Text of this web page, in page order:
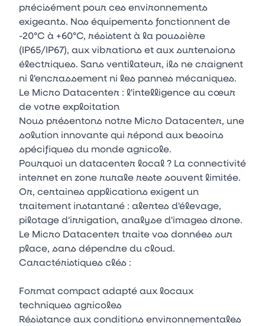
précisément pour ces environnements
exigeants. Nos équipements fonctionnent de
-20°C à +60°C, résistent à la poussière
(IP65/IP67), aux vibrations et aux surtensions
électriques. Sans ventilateur, ils ne craignent
ni l'encrassement ni les pannes mécaniques.
Le Micro Datacenter : l'intelligence au cœur
de votre exploitation
Nous présentons notre Micro Datacenter, une
solution innovante qui répond aux besoins
spécifiques du monde agricole.
Pourquoi un datacenter local ? La connectivité
internet en zone rurale reste souvent limitée.
Or, certaines applications exigent un
traitement instantané : alertes d'élevage,
pilotage d'irrigation, analyse d'images drone.
Le Micro Datacenter traite vos données sur
place, sans dépendre du cloud.
Caractéristiques clés :
Format compact adapté aux locaux
techniques agricoles
Résistance aux conditions environnementales